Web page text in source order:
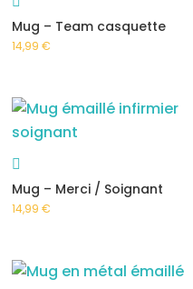
Mug – Team casquette
14,99€
Mug – Merci / Soignant
14,99€